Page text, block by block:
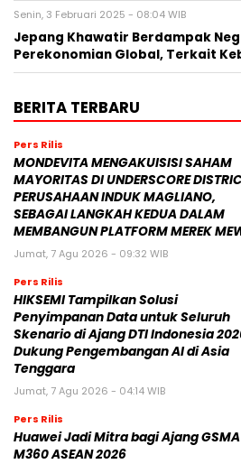
Senin, 3 Februari 2025 - 08:04 WIB
Jepang Khawatir Berdampak
Perekonomian Global, Terkait
BERITA TERBARU
Pers Rilis
MONDEVITA MENGAKUISISI SAHAM
MAYORITAS DI UNDERSCORE
PERUSAHAAN INDUK MAGLIANO,
SEBAGAI LANGKAH KEDUA DALAM
MEMBANGUN PLATFORM MEREK
Jumat, 7 Agu 2026 - 09:32 WIB
Pers Rilis
HIKSEMI Tampilkan Solusi
Penyimpanan Data untuk Seluruh
Skenario di Ajang DTI Indonesia
Dukung Pengembangan AI di Asia
Tenggara
Jumat, 7 Agu 2026 - 04:14 WIB
Pers Rilis
Huawei Jadi Mitra bagi Ajang GSMA
M360 ASEAN 2026